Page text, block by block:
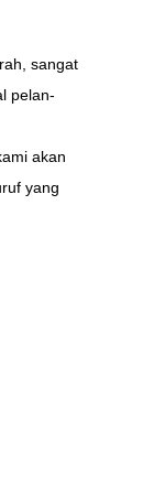
sangat
pelan-
akan
yang